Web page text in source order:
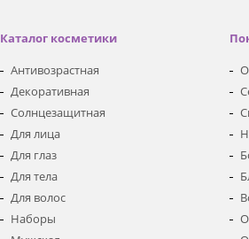
Каталог косметики
Антивозрастная
Декоративная
Солнцезащитная
Для лица
Для глаз
Для тела
Для волос
Наборы